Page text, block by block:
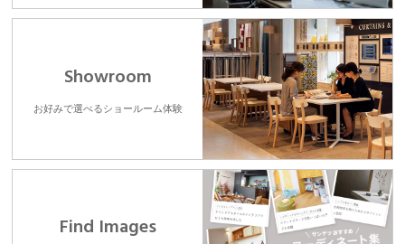
Showroom
お好みで選べるショールーム体験
Find Images